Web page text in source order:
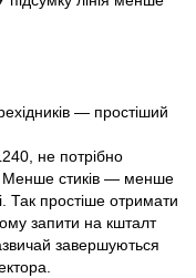
— простіший
не потрібно
Менше стиків — менше
Так простіше отримати
запити на кшталт
завершуються